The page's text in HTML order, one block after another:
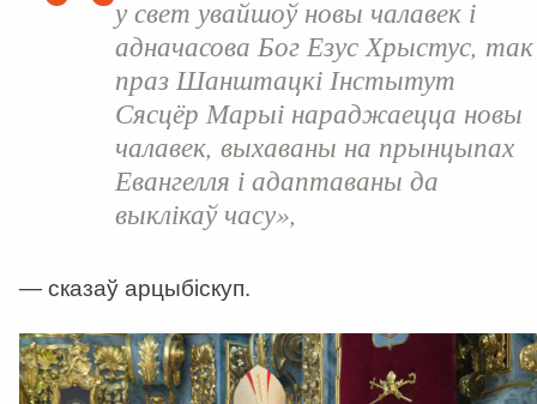
у свет увайшоў новы чалавек і
адначасова Бог Езус Хрыстус, так
праз Шанштацкі Інстытут
Сясцёр Марыі нараджаецца новы
чалавек, выхаваны на прынцыпах
Евангелля і адаптаваны да
выклікаў часу»,
— сказаў арцыбіскуп.